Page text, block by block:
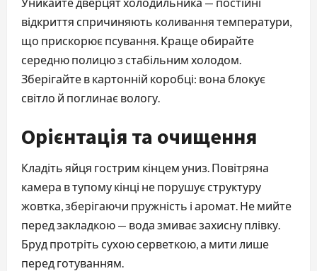
відкриття спричиняють коливання температури,
що прискорює псування. Краще обирайте
середню полицю з стабільним холодом.
Зберігайте в картонній коробці: вона блокує
світло й поглинає вологу.
Орієнтація та очищення
Кладіть яйця гострим кінцем униз. Повітряна
камера в тупому кінці не порушує структуру
жовтка, зберігаючи пружність і аромат. Не мийте
перед закладкою — вода змиває захисну плівку.
Бруд протріть сухою серветкою, а мити лише
перед готуванням.